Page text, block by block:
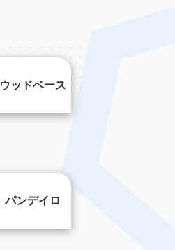
ウッドベース
パンデイロ